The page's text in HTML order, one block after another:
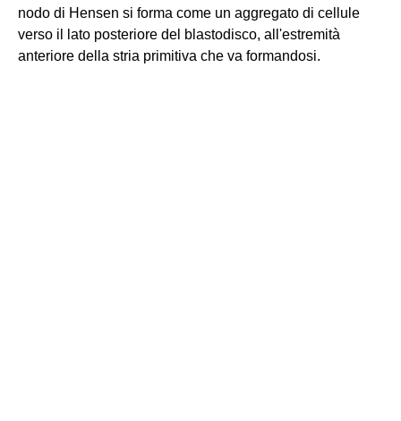
nodo di Hensen si forma come un aggregato di cellule
verso il lato posteriore del blastodisco, all'estremità
anteriore della stria primitiva che va formandosi.